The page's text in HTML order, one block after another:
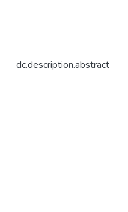
dc.description.abstract